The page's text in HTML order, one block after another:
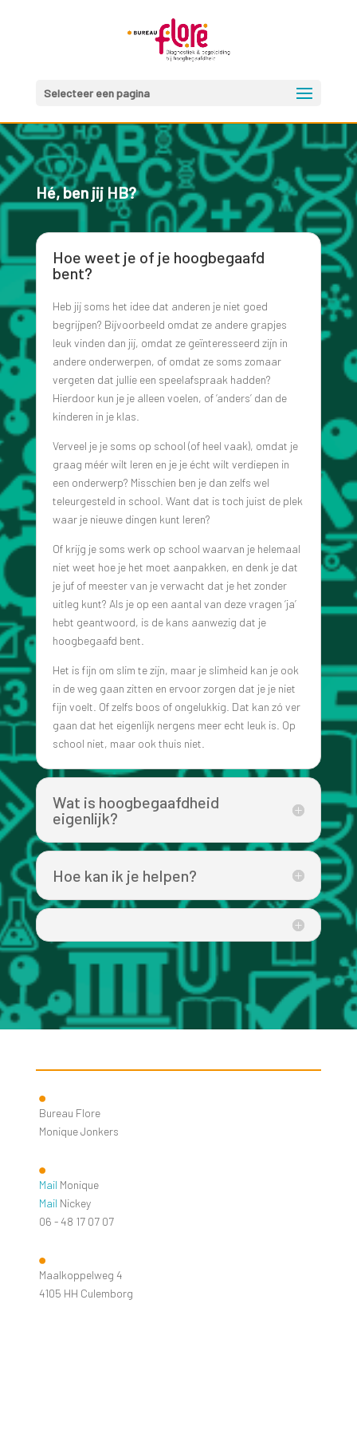
Selecteer een pagina
Hé, ben jij HB?
Hoe weet je of je hoogbegaafd
bent?
Heb jij soms het idee dat anderen je niet goed
begrijpen? Bijvoorbeeld omdat ze andere grapjes
leuk vinden dan jij, omdat ze geïnteresseerd zijn in
andere onderwerpen, of omdat ze soms zomaar
vergeten dat jullie een speelafspraak hadden?
Hierdoor kun je je alleen voelen, of ‘anders’ dan de
kinderen in je klas.
Verveel je je soms op school (of heel vaak), omdat je
graag méér wilt leren en je je écht wilt verdiepen in
een onderwerp? Misschien ben je dan zelfs wel
teleurgesteld in school. Want dat is toch juist de plek
waar je nieuwe dingen kunt leren?
Of krijg je soms werk op school waarvan je helemaal
niet weet hoe je het moet aanpakken, en denk je dat
je juf of meester van je verwacht dat je het zonder
uitleg kunt? Als je op een aantal van deze vragen ‘ja’
hebt geantwoord, is de kans aanwezig dat je
hoogbegaafd bent.
Het is fijn om slim te zijn, maar je slimheid kan je ook
in de weg gaan zitten en ervoor zorgen dat je je niet
fijn voelt. Of zelfs boos of ongelukkig. Dat kan zó ver
gaan dat het eigenlijk nergens meer echt leuk is. Op
school niet, maar ook thuis niet.
Wat is hoogbegaafdheid
eigenlijk?
Hoe kan ik je helpen?
Bureau Flore
Monique Jonkers
Mail Monique
Mail Nickey
06 - 48 17 07 07
Maalkoppelweg 4
4105 HH Culemborg